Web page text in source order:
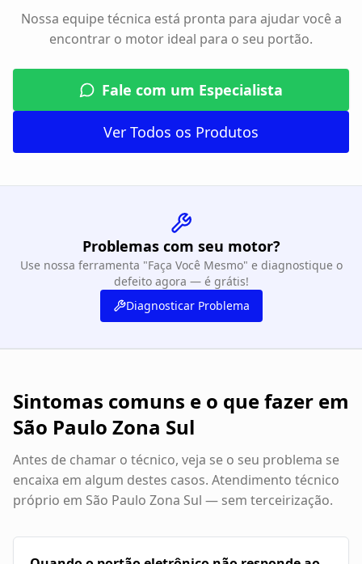
Nossa equipe técnica está pronta para ajudar você a
encontrar o motor ideal para o seu portão.
Fale com um Especialista
Ver Todos os Produtos
Problemas com seu motor?
Use nossa ferramenta "Faça Você Mesmo" e diagnostique o
defeito agora — é grátis!
Diagnosticar Problema
Sintomas comuns e o que fazer em
São Paulo Zona Sul
Antes de chamar o técnico, veja se o seu problema se
encaixa em algum destes casos. Atendimento técnico
próprio em São Paulo Zona Sul — sem terceirização.